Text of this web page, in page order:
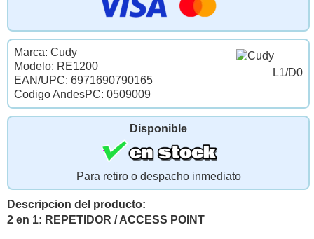
L1/D0
Marca: Cudy
Modelo: RE1200
EAN/UPC: 6971690790165
Codigo AndesPC: 0509009
Disponible
Para retiro o despacho inmediato
Descripcion del producto:
2 en 1: REPETIDOR / ACCESS POINT